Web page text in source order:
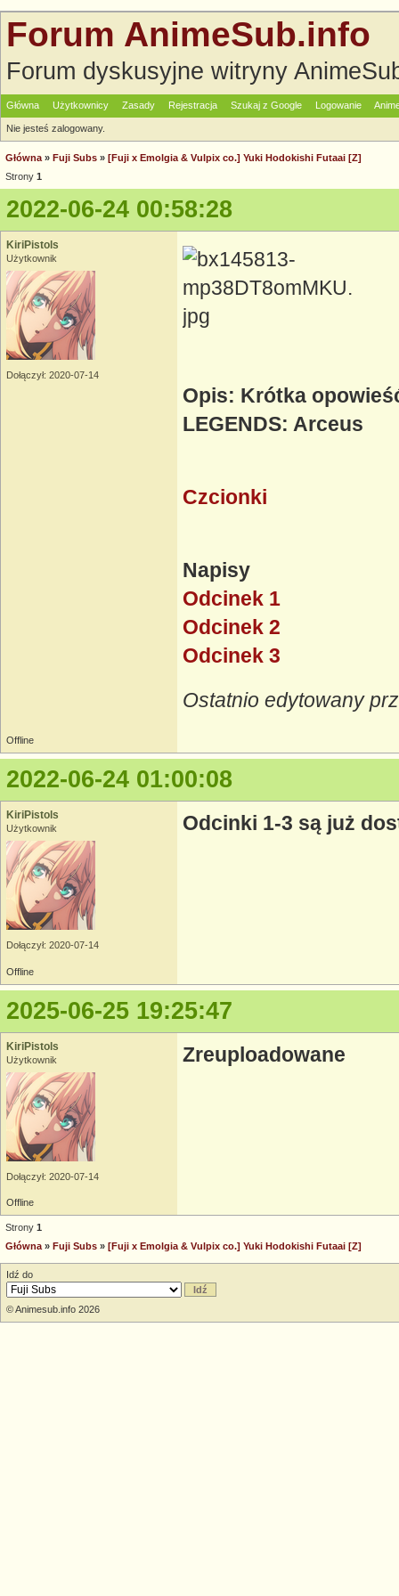
Forum AnimeSub.info
Forum dyskusyjne witryny
Główna Użytkownicy Zasady Rejestracja Szukaj z Google Logowanie
Nie jesteś zalogowany.
Główna » Fuji Subs » [Fuji x Emolgia & Vulpix co.] Yuki Hodokishi Futaai [Z]
Strony 1
2022-06-24 00:58:28
KiriPistols
Użytkownik
Dołączył: 2020-07-14
Opis: Krótka
LEGENDS: Arceus
Czcionki
Napisy
Odcinek 1
Odcinek 2
Odcinek 3
Ostatnio edytowany
Offline
2022-06-24 01:00:08
KiriPistols
Użytkownik
Dołączył: 2020-07-14
Odcinki 1-3 są już
Offline
2025-06-25 19:25:47
KiriPistols
Użytkownik
Dołączył: 2020-07-14
Zreuploadowane
Offline
Strony 1
Główna » Fuji Subs » [Fuji x Emolgia & Vulpix co.] Yuki Hodokishi Futaai [Z]
Idź do
© Animesub.info 2026